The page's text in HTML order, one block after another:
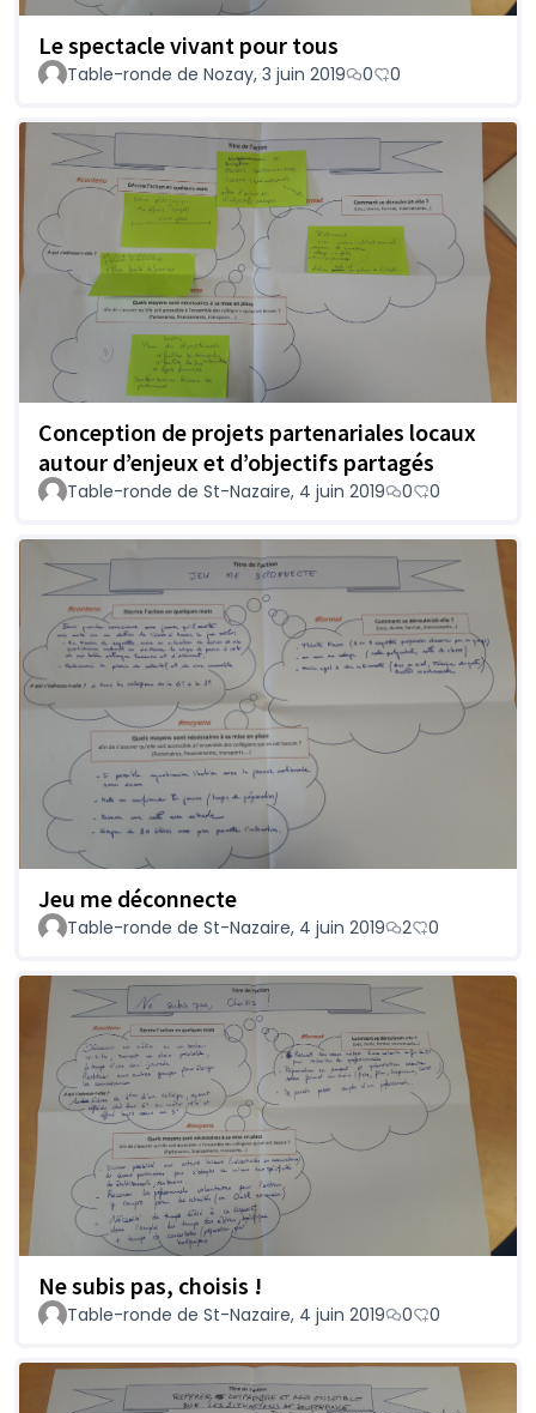
Le spectacle vivant pour tous
Table-ronde de Nozay, 3 juin 2019 0 0
Conception de projets partenariales locaux
autour d’enjeux et d’objectifs partagés
Table-ronde de St-Nazaire, 4 juin 2019 0 0
Jeu me déconnecte
Table-ronde de St-Nazaire, 4 juin 2019 2 0
Ne subis pas, choisis !
Table-ronde de St-Nazaire, 4 juin 2019 0 0